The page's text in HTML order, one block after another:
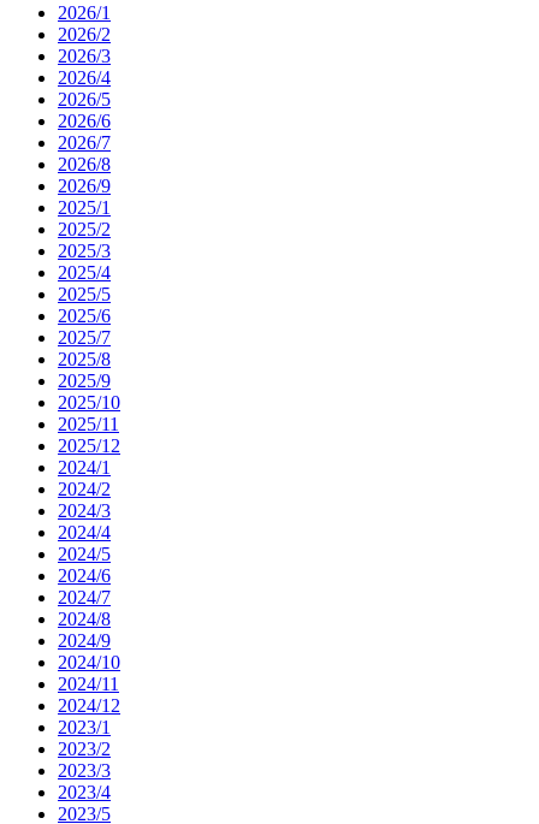
2026/1
2026/2
2026/3
2026/4
2026/5
2026/6
2026/7
2026/8
2026/9
2025/1
2025/2
2025/3
2025/4
2025/5
2025/6
2025/7
2025/8
2025/9
2025/10
2025/11
2025/12
2024/1
2024/2
2024/3
2024/4
2024/5
2024/6
2024/7
2024/8
2024/9
2024/10
2024/11
2024/12
2023/1
2023/2
2023/3
2023/4
2023/5